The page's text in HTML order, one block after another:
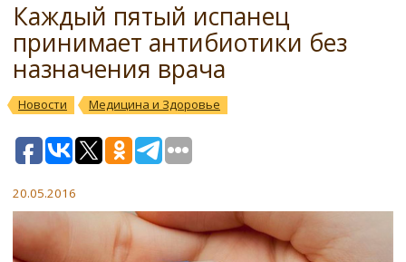
Каждый пятый испанец
принимает антибиотики без
назначения врача
Новости Медицина и Здоровье
20.05.2016